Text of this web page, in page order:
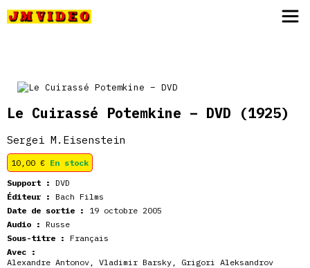
Le Cuirassé Potemkine – DVD (1925)
Sergei M.Eisenstein
10,00 € En stock
Support : DVD
Éditeur : Bach Films
Date de sortie :
19 octobre 2005
Audio : Russe
Sous-titre : Français
Avec :
Alexandre Antonov, Vladimir Barsky, Grigori Aleksandrov